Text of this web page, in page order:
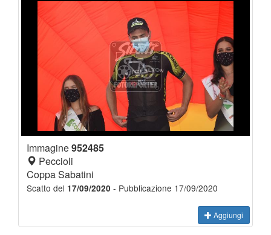
Immagine952485
Peccioli
Coppa Sabatini
Scatto del 17/09/2020 - Pubblicazione 17/09/2020
Aggiungi